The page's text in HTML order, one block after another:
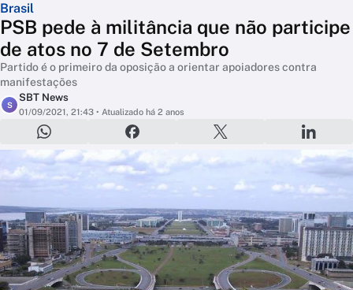
Brasil
PSB pede à militância que não participe
de atos no 7 de Setembro
Partido é o primeiro da oposição a orientar apoiadores contra
manifestações
S
SBT News
01/09/2021, 21:43 • Atualizado há 2 anos